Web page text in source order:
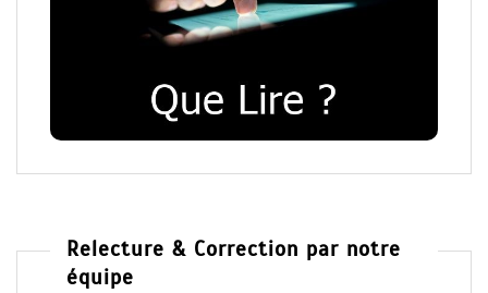
Relecture & Correction par notre
équipe